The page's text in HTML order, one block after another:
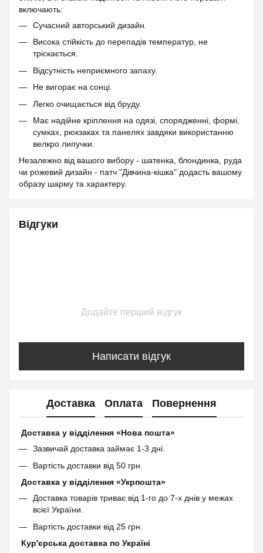
включають:
Сучасний авторський дизайн.
Висока стійкість до перепадів температур, не
тріскається.
Відсутність неприємного запаху.
Не вигорає на сонці.
Легко очищається від бруду.
Має надійне кріплення на одязі, спорядженні, формі,
сумках, рюкзаках та панелях завдяки використанню
велкро липучки.
Незалежно від вашого вибору - шатенка, блондинка, руда
чи рожевий дизайн - патч "Дівчина-кішка" додасть вашому
образу шарму та характеру.
Відгуки
Додайте перший відгук
Написати відгук
Доставка Оплата Повернення
Доставка у відділення «Нова пошта»
Зазвичай доставка займає 1-3 дні.
Вартість доставки від 50 грн.
Доставка у відділення «Укрпошта»
Доставка товарів триває від 1-го до 7-х днів у межах
всієї України.
Вартість доставки від 25 грн.
Кур'єрська доставка по Україні